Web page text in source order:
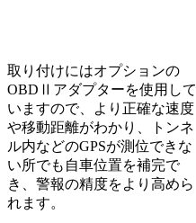
取り付けにはオプションの
OBDⅡアダプターを使用して
いますので、より正確な速度
や移動距離がわかり、トンネ
ル内などのGPSが測位できな
い所でも自車位置を補完で
き、警報の精度をより高めら
れます。